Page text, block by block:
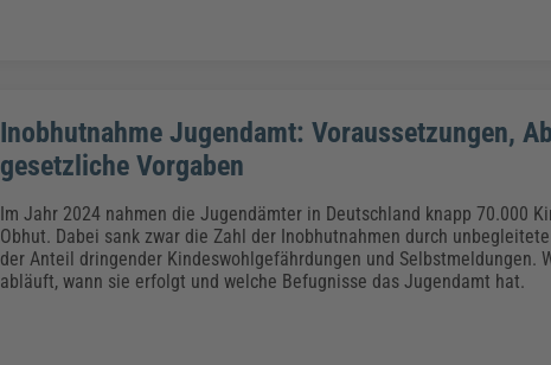
Inobhutnahme Jugendamt: Voraussetzungen,
gesetzliche Vorgaben
Im Jahr 2024 nahmen die Jugendämter in Deutschland knapp 70.000
Obhut. Dabei sank zwar die Zahl der Inobhutnahmen durch
der Anteil dringender Kindeswohlgefährdungen und Selbstmeldungen.
abläuft, wann sie erfolgt und welche Befugnisse das Jugendamt hat.